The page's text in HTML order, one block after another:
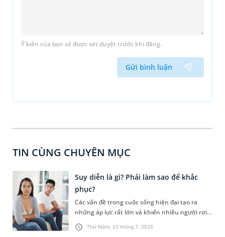
Ý kiến của bạn sẽ được xét duyệt trước khi đăng.
Gửi bình luận
TIN CÙNG CHUYÊN MỤC
Thứ Năm, 23 tháng 7, 2026
Suy diễn là gì? Phải làm sao để khắc
phục?
Các vấn đề trong cuộc sống hiện đại tạo ra
những áp lực rất lớn và khiến nhiều người rơi
vào trạng thái suy nghĩ quá mức hay suy diễn
sự việc đến mức bị vướng vào những vòng xoáy